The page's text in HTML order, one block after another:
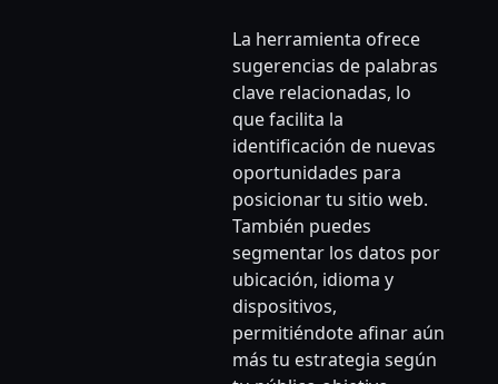
La herramienta ofrece
sugerencias de palabras
clave relacionadas, lo
que facilita la
identificación de nuevas
oportunidades para
posicionar tu sitio web.
También puedes
segmentar los datos por
ubicación, idioma y
dispositivos,
permitiéndote afinar aún
más tu estrategia según